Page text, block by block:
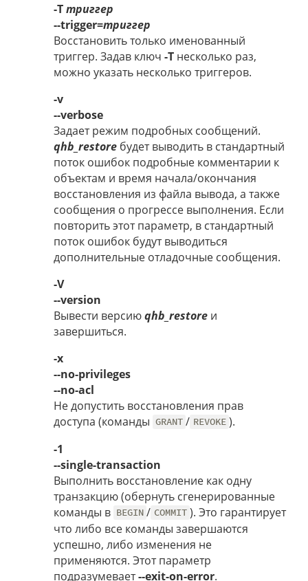
-Tтриггер
--trigger=триггер
Восстановить только именованный
триггер. Задав ключ -T несколько раз,
можно указать несколько триггеров.
-v
--verbose
Задает режим подробных сообщений.
qhb_restore будет выводить в стандартный
поток ошибок подробные комментарии к
объектам и время начала/окончания
восстановления из файла вывода, а также
сообщения о прогрессе выполнения. Если
повторить этот параметр, в стандартный
поток ошибок будут выводиться
дополнительные отладочные сообщения.
-V
--version
Вывести версиюqhb_restore и
завершиться.
-x
--no-privileges
--no-acl
Не допустить восстановления прав
доступа (команды GRANT / REVOKE ).
-1
--single-transaction
Выполнить восстановление как одну
транзакцию (обернуть сгенерированные
команды в BEGIN / COMMIT ). Это гарантирует
что либо все команды завершаются
успешно, либо изменения не
применяются. Этот параметр
подразумевает--exit-on-error.